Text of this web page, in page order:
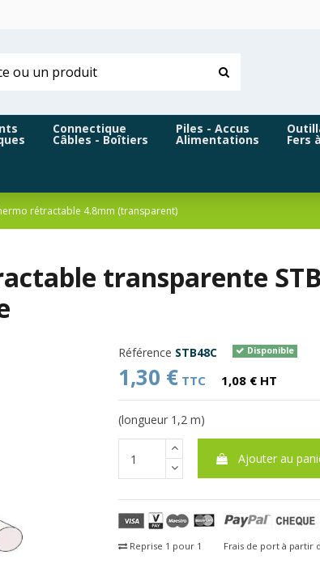
Connectique
Câbles - Boîtiers
Piles - Accus
Alimentations Fers
rétractable 4.8mm (transparent)
transparente
Référence STB48C Disponible
1,30 € TTC 1,08 € HT
(longueur 1,2 m)
Ajouter au
Reprise 1 pour 1 Frais de port à partir